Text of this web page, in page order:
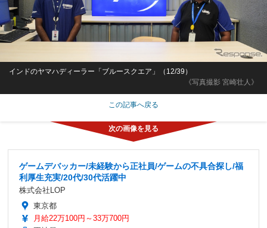
《写真撮影 宮崎壮人》
インドのヤマハディーラー「ブルースクエア」（12/39）
この記事へ戻る
ゲームデバッカー/未経験から正社員/ゲームの不具合探し/福
利厚生充実/20代/30代活躍中
株式会社LOP
東京都
月給22万100円～33万700円